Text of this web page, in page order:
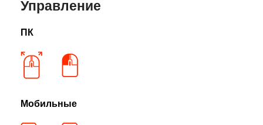
Управление
ПК
Мобильные